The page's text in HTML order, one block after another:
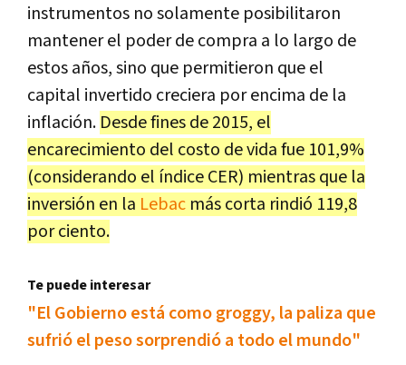
instrumentos no solamente posibilitaron
mantener el poder de compra a lo largo de
estos años, sino que permitieron que el
capital invertido creciera por encima de la
inflación. Desde fines de 2015, el
encarecimiento del costo de vida fue 101,9%
(considerando el índice CER) mientras que la
inversión en la Lebac más corta rindió 119,8
por ciento.
Te puede interesar
"El Gobierno está como groggy, la paliza que
sufrió el peso sorprendió a todo el mundo"